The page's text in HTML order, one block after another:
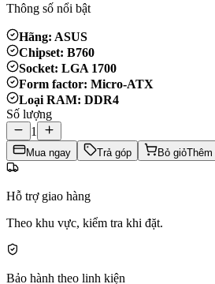
Thông số nổi bật
Hãng: ASUS
Chipset: B760
Socket: LGA 1700
Form factor: Micro-ATX
Loại RAM: DDR4
Số lượng
1
Mua ngay Trả góp Bỏ giỏ
Hỗ trợ giao hàng
Theo khu vực, kiểm tra khi đặt.
Bảo hành theo linh kiện